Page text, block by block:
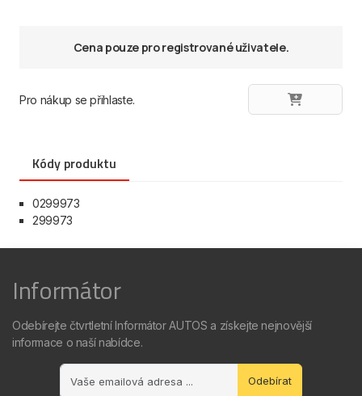
Cena pouze pro registrované uživatele.
Pro nákup se přihlaste.
Kódy produktu
0299973
299973
Informátor
Odebírejte čtvrtletní Informátor AUTOS a získejte nejnovější
informace o naší nabídce.
Odebírat